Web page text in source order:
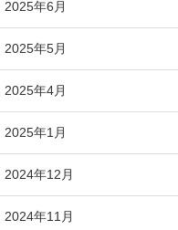
2025年6月
2025年5月
2025年4月
2025年1月
2024年12月
2024年11月